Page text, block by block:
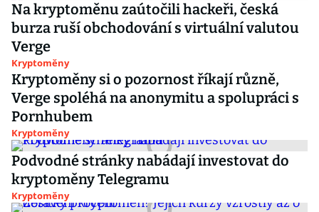
Na kryptoměnu zaútočili hackeři, česká
burza ruší obchodování s virtuální valutou
Verge
Kryptoměny
Kryptoměny si o pozornost říkají různě,
Verge spoléhá na anonymitu a spolupráci s
Pornhubem
Kryptoměny
Podvodné stránky nabádají investovat do
kryptoměny Telegramu
Kryptoměny